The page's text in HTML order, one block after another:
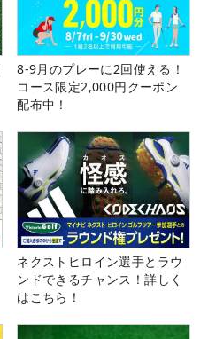
8-9月のプレーに2回使える！
コース限定2,000円クーポン
配布中！
ネクストヒロイン選手とラウ
ンドできるチャンス！詳しく
はこちら！